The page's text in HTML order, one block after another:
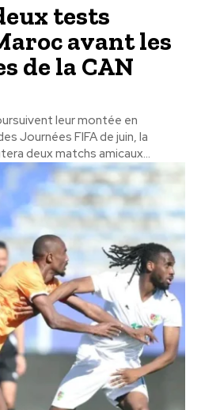
tests
avant les
de la CAN
leur montée en
Journées FIFA de juin, la
deux matchs amicaux...